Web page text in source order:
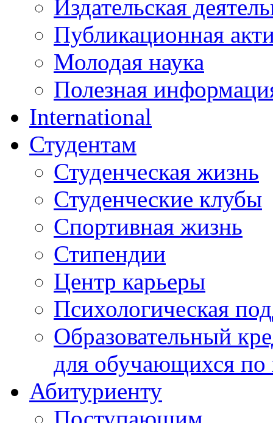
Издательская
Публикационная
Молодая наука
Полезная
International
Студентам
Студенческая жизнь
Студенческие клубы
Спортивная жизнь
Стипендии
Центр карьеры
Психологическая
Образовательный
для обучающихся
Абитуриенту